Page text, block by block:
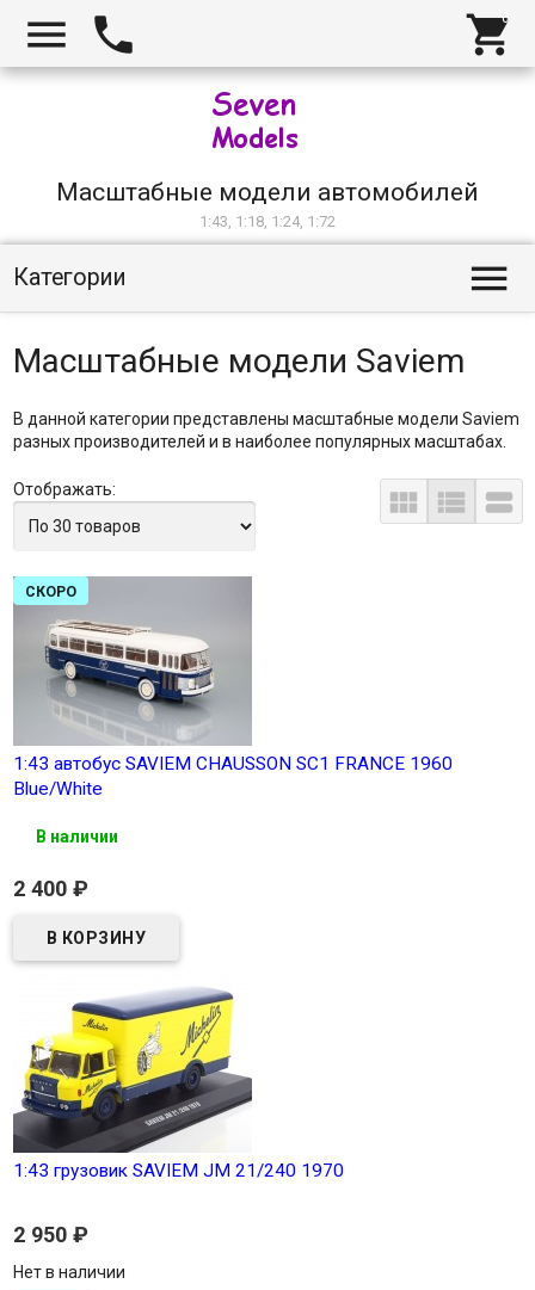
  
Масштабные модели автомобилей
1:43, 1:18, 1:24, 1:72
Категории 
Масштабные модели Saviem
В данной категории представлены масштабные модели Saviem
разных производителей и в наиболее популярных масштабах.
Отображать:   
СКОРО
1:43 автобус SAVIEM CHAUSSON SC1 FRANCE 1960
Blue/White
В наличии
2 400 ₽
1:43 грузовик SAVIEM JM 21/240 1970
2 950 ₽
Нет в наличии